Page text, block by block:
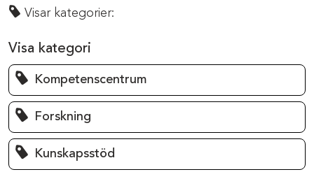
Visar kategorier:
Visa kategori
Kompetenscentrum
Forskning
Kunskapsstöd